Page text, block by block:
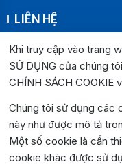
LIÊN HỆ
Địa chỉ:
Văn phòng Hiệp hội
Trường Chinh , P.
Tuy Hòa, tỉnh Đắk Lắk
Hotline: 0262.3825999
Email:
Khi truy cập vào trang
SỬ DỤNG của chúng
CHÍNH SÁCH COOKIE
Chúng tôi sử dụng các
này như được mô tả
Một số cookie là cần
cookie khác được sử